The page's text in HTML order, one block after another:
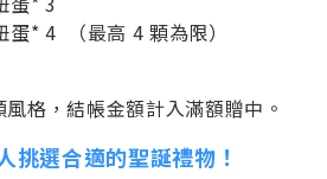
蛋* 4 （最高 4 顆為限）
格，結帳金額計入滿額贈中。
挑選合適的聖誕禮物！